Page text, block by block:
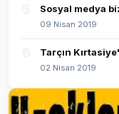
Sosyal medya
09 Nisan 2019
Tarçın
02 Nisan 2019